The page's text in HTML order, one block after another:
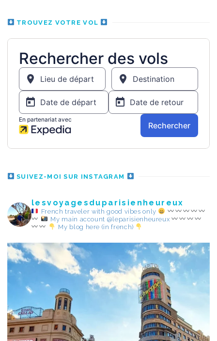
TROUVEZ VOTRE VOL
SUIVEZ-MOI SUR INSTAGRAM
lesvoyagesduparisienheureux
French traveler with good vibes only
My main account @leparisienheureux
My blog here (in french)